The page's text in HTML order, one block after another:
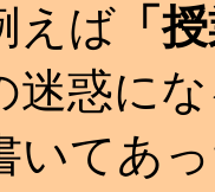
えば 「
迷惑に
いてあ